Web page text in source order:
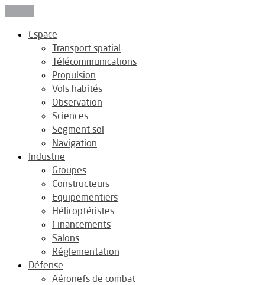
Espace
Transport spatial
Télécommunications
Propulsion
Vols habités
Observation
Sciences
Segment sol
Navigation
Industrie
Groupes
Constructeurs
Equipementiers
Hélicoptéristes
Financements
Salons
Réglementation
Défense
Aéronefs de combat